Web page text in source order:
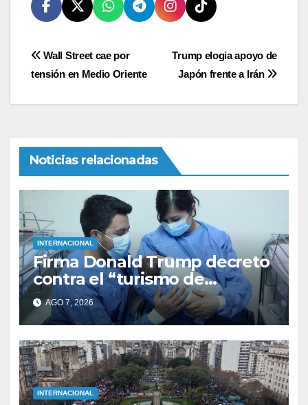
Navegación
Trump elogia apoyo de
Japón frente a Irán
Wall Street cae por
tensión en Medio Oriente
Noticias relacionadas
INTERNACIONAL
Firma Donald Trump decreto
contra el “turismo de
nacimiento”
AGO 7, 2026
INTERNACIONAL